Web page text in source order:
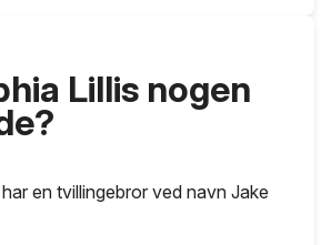
Lillis nogen
en tvillingebror ved navn Jake